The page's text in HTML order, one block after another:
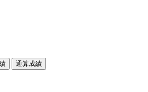
通算成績